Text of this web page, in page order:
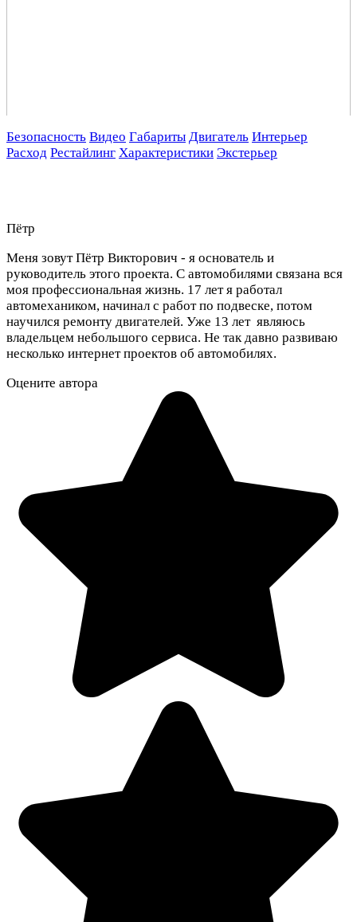
Безопасность Видео Габариты Двигатель Интерьер
Расход Рестайлинг Характеристики Экстерьер
Пётр
Меня зовут Пётр Викторович - я основатель и
руководитель этого проекта. С автомобилями связана вся
моя профессиональная жизнь. 17 лет я работал
автомехаником, начинал с работ по подвеске, потом
научился ремонту двигателей. Уже 13 лет являюсь
владельцем небольшого сервиса. Не так давно развиваю
несколько интернет проектов об автомобилях.
Оцените автора